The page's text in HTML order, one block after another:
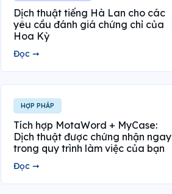
Dịch thuật tiếng Hà Lan cho các
yêu cầu đánh giá chứng chỉ của
Hoa Kỳ
Đọc ➞
HỢP PHÁP
Tích hợp MotaWord + MyCase:
Dịch thuật được chứng nhận ngay
trong quy trình làm việc của bạn
Đọc ➞